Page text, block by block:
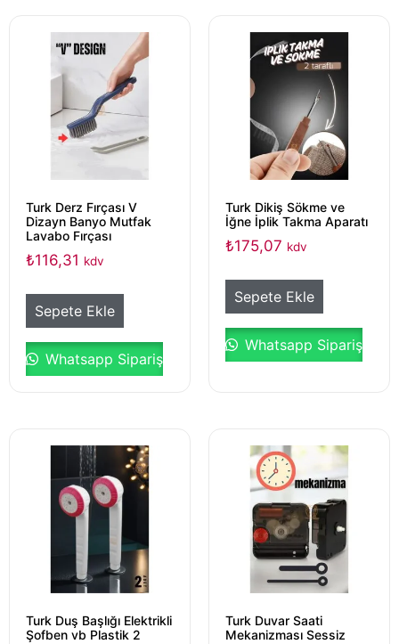
Turk Derz Fırçası V
Dizayn Banyo Mutfak
Lavabo Fırçası
₺116,31 kdv
Sepete Ekle
Whatsapp Sipariş
Turk Dikiş Sökme ve
İğne İplik Takma Aparatı
₺175,07 kdv
Sepete Ekle
Whatsapp Sipariş
Turk Duş Başlığı Elektrikli
Şofben vb Plastik 2
Turk Duvar Saati
Mekanizması Sessiz